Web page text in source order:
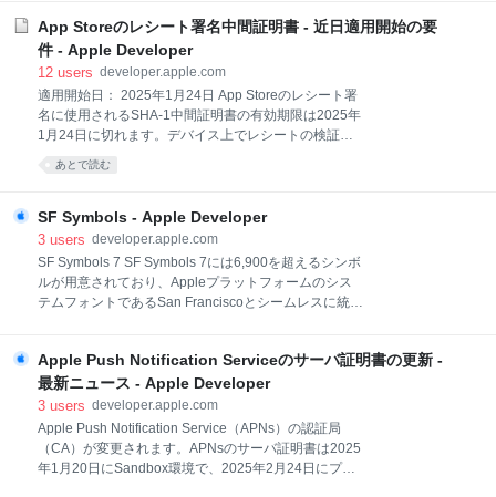
Power Profiler
App Storeのレシート署名中間証明書 - 近日適用開始の要
件 - Apple Developer
12 users developer.apple.com
適用開始日： 2025年1月24日 App Storeのレシート署
名に使用されるSHA-1中間証明書の有効期限は2025年
1月24日に切れます。デバイス上でレシートの検証を
行うアプリについては、SHA-256アルゴリズムへのサ
ポートを実装してください。または、App Storeでのト
やTransaction API（英語） を使用することもできま
す。 詳しくは、TN3138：App Storeのレシート署名証
明書に関する変更（英語）をご覧ください。
あとで読む
SF Symbols - Apple Developer
3 users developer.apple.com
SF Symbols 7 SF Symbols 7には6,900を超えるシンボ
ルが用意されており、Appleプラットフォームのシス
テムフォントであるSan Franciscoとシームレスに統合
トに対して自動的に調節されます。また、ベクターグ
ラフィックスツールに書き出して編集できるため、同
じデザイン上の特徴とアクセシビリティ機能を備えた
カスタムシンボルを作成できます。SF Symbols 7で
は、Drawアニメーションと可変レンダリングが導入さ
れ、マジック置換が強化されました。さらに、グラデ
Apple Push Notification Serviceのサーバ証明書の更新 -
最新ニュース - Apple Developer
3 users developer.apple.com
Apple Push Notification Service（APNs）の認証局
（CA）が変更されます。APNsのサーバ証明書は2025
年1月20日にSandbox環境で、2025年2月24日にプロ